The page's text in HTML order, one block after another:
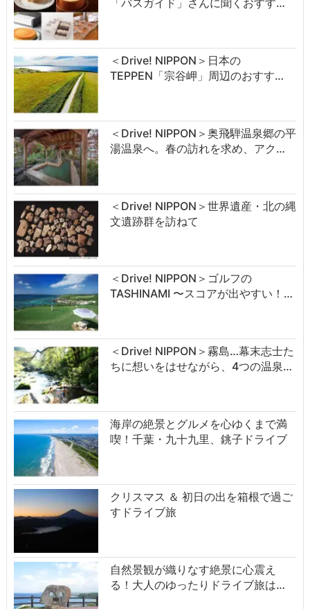
「バスガイド」さんに聞くおすす…
＜Drive! NIPPON＞日本の
TEPPEN「宗谷岬」周辺のおすす…
＜Drive! NIPPON＞奥飛騨温泉郷の平
湯温泉へ。春の訪れを求め、アク…
＜Drive! NIPPON＞世界遺産・北の縄
文遺跡群を訪ねて
＜Drive! NIPPON＞ゴルフの
TASHINAMI 〜スコアが出やすい！…
＜Drive! NIPPON＞霧島…幕末志士た
ちに想いをはせながら、4つの温泉…
海岸の絶景とグルメを心ゆくまで満
喫！千葉・九十九里、銚子ドライブ
クリスマス ＆ 初日の出を箱根で過ご
すドライブ旅
自然景観が織りなす絶景に心震え
る！大人のゆったりドライブ旅は…